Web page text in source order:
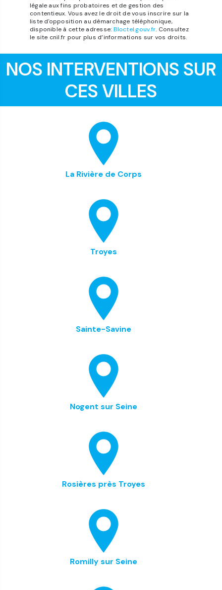
légale aux fins probatoires et de gestion des
contentieux. Vous avez le droit de vous inscrire sur la
liste d'opposition au démarchage téléphonique,
disponible à cette adresse: Bloctel.gouv.fr. Consultez
le site cnil.fr pour plus d’informations sur vos droits.
NOS INTERVENTIONS SUR
CES VILLES
La Rivière de Corps
Troyes
Sainte-Savine
Nogent sur Seine
Rosières près Troyes
Romilly sur Seine